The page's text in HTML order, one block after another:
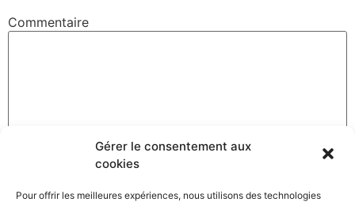
Gérer le consentement aux
cookies
Pour offrir les meilleures expériences, nous utilisons des technologies
Commentaire